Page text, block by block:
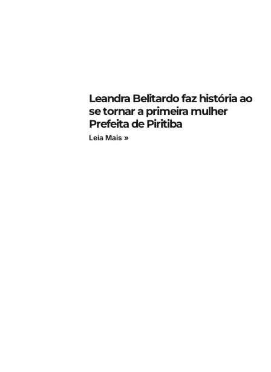
Leandra Belitardo faz história ao
se tornar a primeira mulher
Prefeita de Piritiba
Leia Mais »